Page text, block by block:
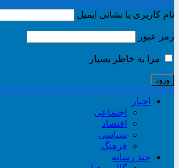
نام کاربری یا نشانی ایمیل
رمز عبور
مرا به خاطر بسپار
اخبار
اجتماعی
اقتصاد
سیاسی
فرهنگ
چند رسانه